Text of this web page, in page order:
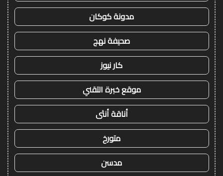
مدونة كوكان
صحيفة نهج
كار نيوز
موقع خبرة التقني
أناقة أنثى
متورخ
مدسن